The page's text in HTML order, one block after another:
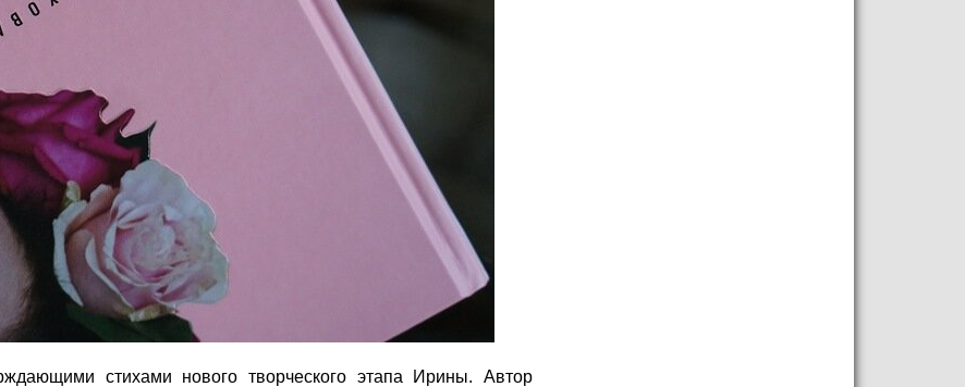
стихами нового творческого этапа Ирины. Автор